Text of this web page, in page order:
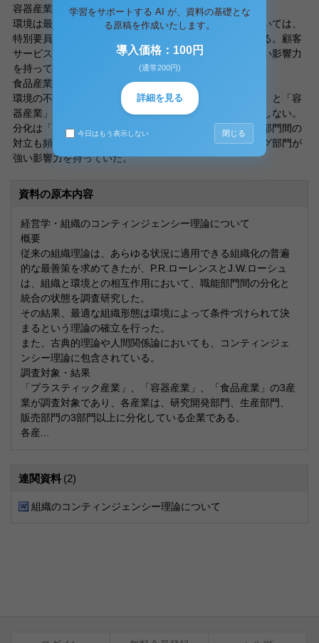
容器産業
環境は最も安定的であり、分化の程度は低い。統合においては、
特別要員は不要であり、上部階層で計画的になされている。顧客
サービスが最大の問題であり、販売部門と生産部門が強い影響力
を持ってる。
食品産業
環境の不確実性、多様性は、上記「プラスティック産業」と「容
器産業」の中間にあたり、高業績会社に統合部門は存在しない。
分化は「プラスティック産業」ほど要求されないため、部門間の
対立も頻繁には生じていない。研究部門とマーケティング部門が
強い影響力を持っていた。
資料の原本内容
経営学・組織のコンティンジェンシー理論について
概要
従来の組織理論は、あらゆる状況に適用できる組織化の普遍
的な最善策を求めてきたが、P.R.ローレンスとJ.W.ローシュ
は、組織と環境との相互作用において、職能部門間の分化と
統合の状態を調査研究した。
その結果、最適な組織形態は環境によって条件づけられて決
まるという理論の確立を行った。
また、古典的理論や人間関係論においても、コンティンジェ
ンシー理論に包含されている。
調査対象・結果
「プラスティック産業」、「容器産業」、「食品産業」の3産
業が調査対象であり、各産業は、研究開発部門、生産部門、
販売部門の3部門以上に分化している企業である。
各産...
連関資料 (2)
組織のコンティンジェンシー理論について
学習をサポートする AI が、資料の基礎とな
る原稿を作成いたします。
導入価格：100円
(通常200円)
詳細を見る
今日はもう表示しない 閉じる